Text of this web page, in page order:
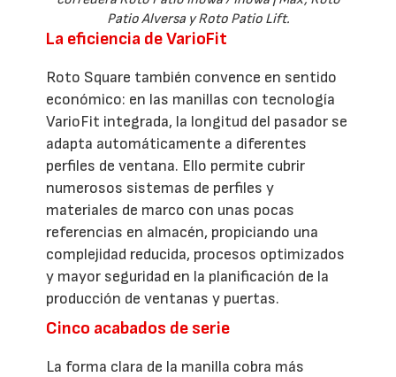
Patio Alversa y Roto Patio Lift.
La eficiencia de VarioFit
Roto Square también convence en sentido
económico: en las manillas con tecnología
VarioFit integrada, la longitud del pasador se
adapta automáticamente a diferentes
perfiles de ventana. Ello permite cubrir
numerosos sistemas de perfiles y
materiales de marco con unas pocas
referencias en almacén, propiciando una
complejidad reducida, procesos optimizados
y mayor seguridad en la planificación de la
producción de ventanas y puertas.
Cinco acabados de serie
La forma clara de la manilla cobra más